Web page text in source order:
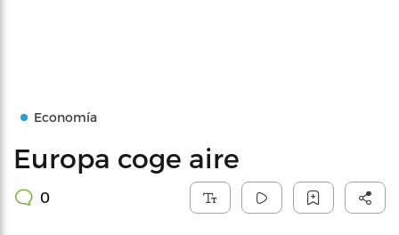
Economía
Europa coge aire
0